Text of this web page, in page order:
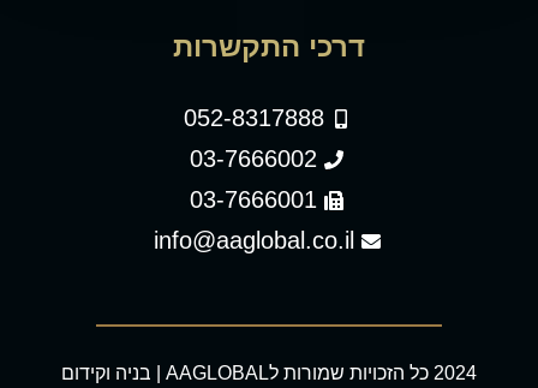
דרכי התקשרות
052-8317888
03-7666002
03-7666001
info@aaglobal.co.il
2024 כל הזכויות שמורות לAAGLOBAL | בניה וקידום